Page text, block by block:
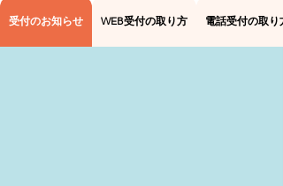
受付のお知らせ WEB受付の取り方 電話受付の取り方